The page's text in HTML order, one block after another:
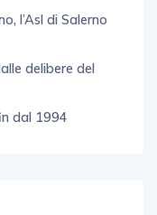
l’Asl di Salerno
delibere del
dal 1994